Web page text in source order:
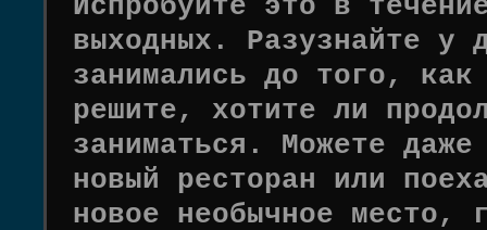
Испробуйте это в
выходных. Разузнайте у
занимались до того,
решите, хотите ли
заниматься. Можете
новый ресторан или
новое необычное место,